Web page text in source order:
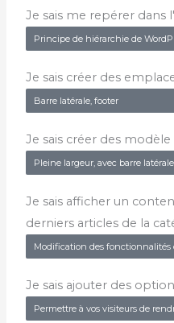
Je sais me repérer
Principe de hiérarchie de
Je sais créer des
Barre latérale, footer
Je sais créer des
Pleine largeur, avec barre latérale
Je sais afficher un
derniers articles de la
Je sais ajouter des